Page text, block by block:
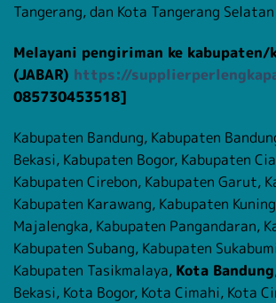
Tangerang, dan Kota Tangerang Selatan
Melayani pengiriman ke
(JABAR) https://
085730453518]
Kabupaten Bandung, Kabupaten
Bekasi, Kabupaten Bogor, Kabupaten
Kabupaten Cirebon, Kabupaten Garut,
Kabupaten Karawang, Kabupaten
Majalengka, Kabupaten Pangandaran,
Kabupaten Subang, Kabupaten
Kabupaten Tasikmalaya, Kota Bandung
Bekasi, Kota Bogor, Kota Cimahi, Kota